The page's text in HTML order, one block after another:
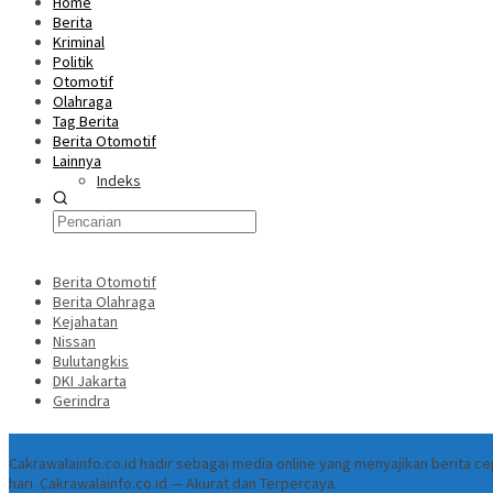
Berita
Kriminal
Politik
Otomotif
Olahraga
Tag Berita
Berita Otomotif
Lainnya
Indeks
Berita Otomotif
Berita Olahraga
Kejahatan
Nissan
Bulutangkis
DKI Jakarta
Gerindra
Cakrawalainfo.co.id hadir sebagai media online yang menyajikan berita
hari. Cakrawalainfo.co.id — Akurat dan Terpercaya.